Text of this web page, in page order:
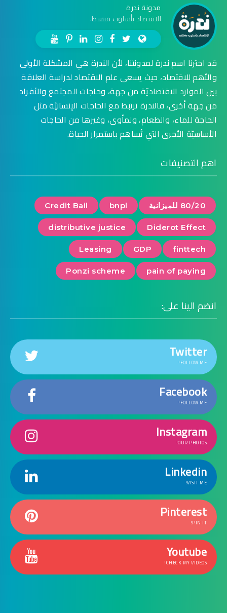
مدونة ندرة
الاقتصاد بأسلوب مبسط.
قد اخترنا اسم ندرة لمدونتنا، لأن الندرة هي المشكلة الأولى
والأهم للاقتصاد، حيث يسعى علم الاقتصاد لدراسة العلاقة
بين الموارد الاقتصاديّة من جهة، وحاجات المجتمع والأفراد
من جهة أخرى، فالندرة ترتبط مع الحاجات الإنسانيّة مثل
الحاجة للماء، والطعام، ولمأوى، وغيرها من الحاجات
الأساسيّة الأخرى التي تُساهم باستمرار الحياة.
اهم التصنيفات
80/20 للميزانية bnpl
Credit Bail
Diderot Effect
distributive justice
finttech
GDP
Leasing
pain of paying
Ponzi scheme
انضم الينا على:
Twitter
FOLLOW ME!
Facebook
FOLLOW ME!
Instagram
OUR PHOTOS!
Linkedin
VISIT ME!
Pinterest
PIN IT!
Youtube
CHECK MY VIDEOS!